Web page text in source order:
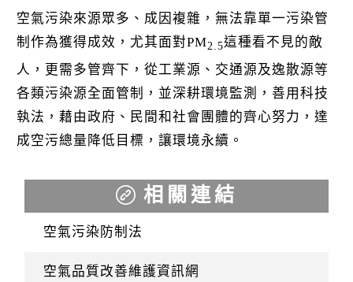
空氣污染來源眾多、成因複雜，無法靠單一污染管
制作為獲得成效，尤其面對PM2.5這種看不見的敵
人，更需多管齊下，從工業源、交通源及逸散源等
各類污染源全面管制，並深耕環境監測，善用科技
執法，藉由政府、民間和社會團體的齊心努力，達
成空污總量降低目標，讓環境永續。
相關連結
空氣污染防制法
空氣品質改善維護資訊網